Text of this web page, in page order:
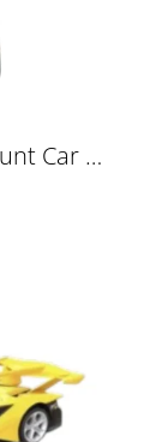
Car cu